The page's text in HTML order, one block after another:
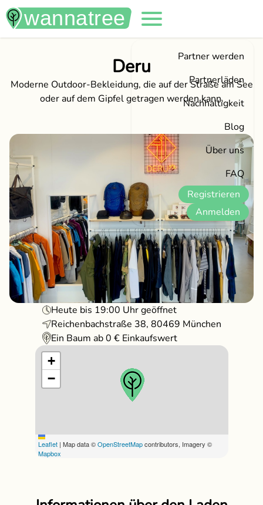
Partner werden
Partnerläden
Nachhaltigkeit
Blog
Über uns
FAQ
Registrieren
Anmelden
Deru
Moderne Outdoor-Bekleidung, die auf der Straße am See
oder auf dem Gipfel getragen werden kann.
Heute bis 19:00 Uhr geöffnet
Reichenbachstraße 38, 80469 München
Ein Baum ab0 € Einkaufswert
+
−
Leaflet | Map data ©OpenStreetMapcontributors, Imagery ©
Mapbox